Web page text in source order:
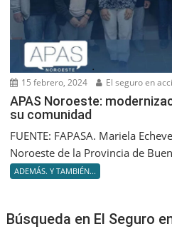
15 febrero, 2024 El seguro en
APAS Noroeste:
su comunidad
FUENTE: FAPASA. Mariela
Noroeste de la Provincia de
ADEMÁS. Y TAMBIÉN...
Búsqueda en El Seguro